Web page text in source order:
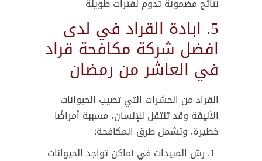
نتائج مضمونة تدوم لفترات طويلة
5. ابادة القراد في لدى
افضل شركة مكافحة قراد
في العاشر من رمضان
القراد من الحشرات التي تصيب الحيوانات
الأليفة وقد تنتقل للإنسان، مسببة أمراضًا
خطيرة. وتشمل طرق المكافحة:
رش المبيدات في أماكن تواجد الحيوانات